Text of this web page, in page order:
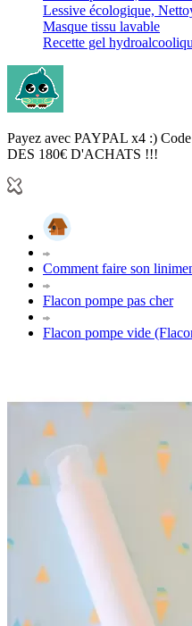
Lessive écologique,
Masque tissu lavable
Recette gel
Payez avec PAYPAL x4 :)
DES 180€ D'ACHATS !!!
Comment faire son
Flacon pompe pas cher
Flacon pompe vide